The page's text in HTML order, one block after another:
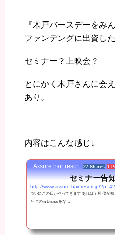
『木戸バースデーをみ
ファンデングに出資し
セミナー？上映会？
とにかく木戸さんに会
あり。
内容はこんな感じ↓
Assure hair resort 27 Shares 1
セミナー告
http://www.assure-hair-resort.jp/
ついにこの日がやってきます あれは９月 僕が知
た このin Disneyをな…